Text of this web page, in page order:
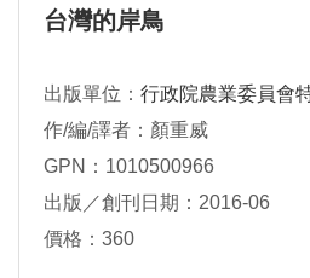
台灣的岸鳥
出版單位： 行政院農業委員會
作/編/譯者：顏重威
GPN：1010500966
出版／創刊日期：2016-06
價格：360